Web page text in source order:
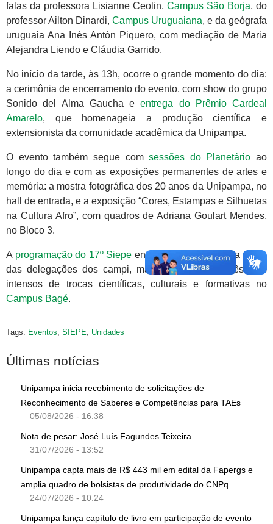
falas da professora Lisianne Ceolin, Campus São Borja, do
professor Ailton Dinardi, Campus Uruguaiana, e da geógrafa
uruguaia Ana Inés Antón Piquero, com mediação de Maria
Alejandra Liendo e Cláudia Garrido.
No início da tarde, às 13h, ocorre o grande momento do dia:
a cerimônia de encerramento do evento, com show do grupo
Sonido del Alma Gaucha eentrega do Prêmio Cardeal
Amarelo, que homenageia a produção científica e
extensionista da comunidade acadêmica da Unipampa.
O evento também segue comsessões do Planetário ao
longo do dia e com as exposições permanentes de artes e
memória: a mostra fotográfica dos 20 anos da Unipampa, no
hall de entrada, e a exposição “Cores, Estampas e Silhuetas
na Cultura Afro”, com quadros de Adriana Goulart Mendes,
no Bloco 3.
A programação do 17º Siepe encerra às 15h30 com a saída
das delegações dos campi, marcando o fim de três dias
intensos de trocas científicas, culturais e formativas no
Campus Bagé.
Tags: Eventos, SIEPE, Unidades
Últimas notícias
Unipampa inicia recebimento de solicitações de
Reconhecimento de Saberes e Competências para TAEs
05/08/2026 - 16:38
Nota de pesar: José Luís Fagundes Teixeira
31/07/2026 - 13:52
Unipampa capta mais de R$ 443 mil em edital da Fapergs e
amplia quadro de bolsistas de produtividade do CNPq
24/07/2026 - 10:24
Unipampa lança capítulo de livro em participação de evento